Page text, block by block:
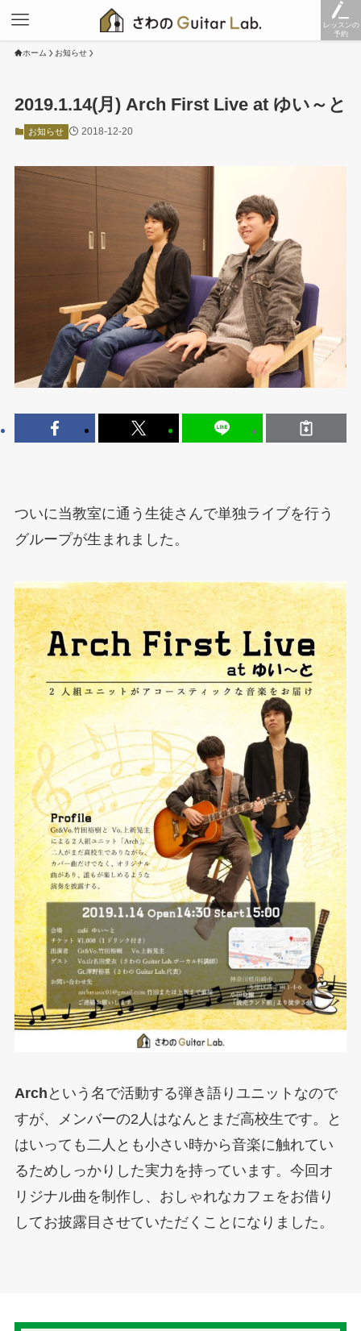
レッスンの
予約
ホーム お知らせ
2019.1.14(月) Arch First Live at ゆい～と
お知らせ 2018-12-20
ついに当教室に通う生徒さんで単独ライブを行う
グループが生まれました。
Arch という名で活動する弾き語りユニットなので
すが、メンバーの2人はなんとまだ高校生です。と
はいっても二人とも小さい時から音楽に触れてい
るためしっかりした実力を持っています。今回オ
リジナル曲を制作し、おしゃれなカフェをお借り
してお披露目させていただくことになりました。